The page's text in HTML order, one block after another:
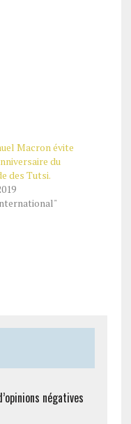
Macron évite
du
des Tutsi.
négatives